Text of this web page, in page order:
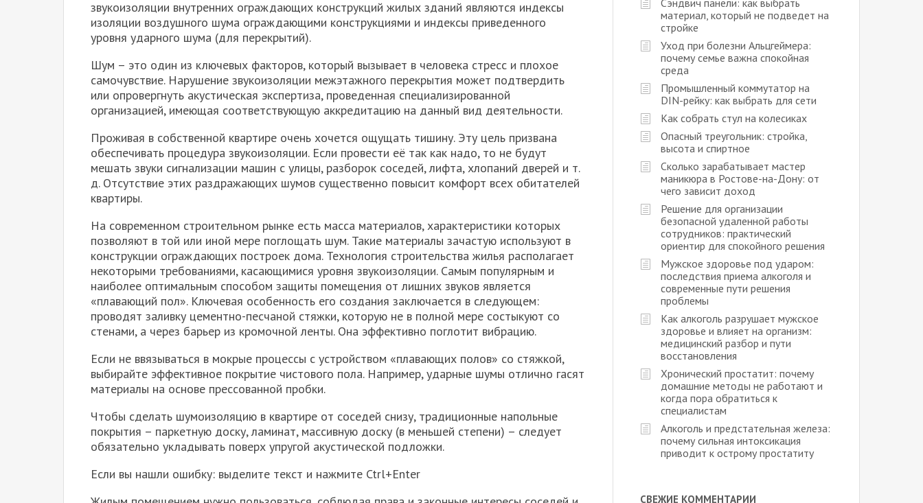
звукоизоляции внутренних ограждающих конструкций жилых зданий являются индексы
изоляции воздушного шума ограждающими конструкциями и индексы приведенного
уровня ударного шума (для перекрытий).
Шум – это один из ключевых факторов, который вызывает в человека стресс и плохое
самочувствие. Нарушение звукоизоляции межэтажного перекрытия может подтвердить
или опровергнуть акустическая экспертиза, проведенная специализированной
организацией, имеющая соответствующую аккредитацию на данный вид деятельности.
Проживая в собственной квартире очень хочется ощущать тишину. Эту цель призвана
обеспечивать процедура звукоизоляции. Если провести её так как надо, то не будут
мешать звуки сигнализации машин с улицы, разборок соседей, лифта, хлопаний дверей и т.
д. Отсутствие этих раздражающих шумов существенно повысит комфорт всех обитателей
квартиры.
На современном строительном рынке есть масса материалов, характеристики которых
позволяют в той или иной мере поглощать шум. Такие материалы зачастую используют в
конструкции ограждающих построек дома. Технология строительства жилья располагает
некоторыми требованиями, касающимися уровня звукоизоляции. Самым популярным и
наиболее оптимальным способом защиты помещения от лишних звуков является
«плавающий пол». Ключевая особенность его создания заключается в следующем:
проводят заливку цементно-песчаной стяжки, которую не в полной мере состыкуют со
стенами, а через барьер из кромочной ленты. Она эффективно поглотит вибрацию.
Если не ввязываться в мокрые процессы с устройством «плавающих полов» со стяжкой,
выбирайте эффективное покрытие чистового пола. Например, ударные шумы отлично гасят
материалы на основе прессованной пробки.
Чтобы сделать шумоизоляцию в квартире от соседей снизу, традиционные напольные
покрытия – паркетную доску, ламинат, массивную доску (в меньшей степени) – следует
обязательно укладывать поверх упругой акустической подложки.
Если вы нашли ошибку: выделите текст и нажмите Ctrl+Enter
Сэндвич панели: как выбрать
материал, который не подведет на
стройке
Уход при болезни Альцгеймера:
почему семье важна спокойная
среда
Промышленный коммутатор на
DIN-рейку: как выбрать для сети
Как собрать стул на колесиках
Опасный треугольник: стройка,
высота и спиртное
Сколько зарабатывает мастер
маникюра в Ростове-на-Дону: от
чего зависит доход
Решение для организации
безопасной удаленной работы
сотрудников: практический
ориентир для спокойного решения
Мужское здоровье под ударом:
последствия приема алкоголя и
современные пути решения
проблемы
Как алкоголь разрушает мужское
здоровье и влияет на организм:
медицинский разбор и пути
восстановления
Хронический простатит: почему
домашние методы не работают и
когда пора обратиться к
специалистам
Алкоголь и предстательная железа:
почему сильная интоксикация
приводит к острому простатиту
СВЕЖИЕ КОММЕНТАРИИ